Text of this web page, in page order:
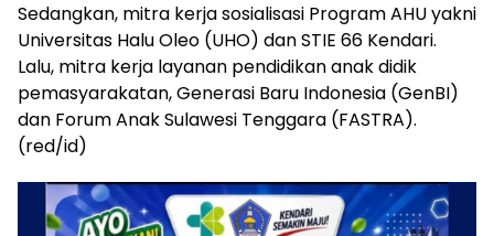
Sedangkan, mitra kerja sosialisasi Program AHU yakni
Universitas Halu Oleo (UHO) dan STIE 66 Kendari.
Lalu, mitra kerja layanan pendidikan anak didik
pemasyarakatan, Generasi Baru Indonesia (GenBI)
dan Forum Anak Sulawesi Tenggara (FASTRA).
(red/id)